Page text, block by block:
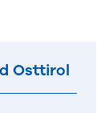
Osttirol